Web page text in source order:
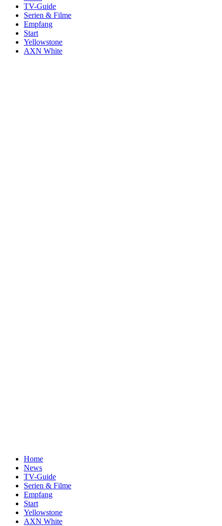
TV-Guide
Serien & Filme
Empfang
Start
Yellowstone
AXN White
Home
News
TV-Guide
Serien & Filme
Empfang
Start
Yellowstone
AXN White